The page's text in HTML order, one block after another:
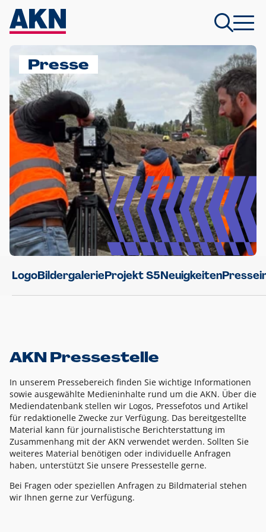
Presse
LogoBildergalerieProjekt S5Neuigkeiten
AKN Pressestelle
In unserem Pressebereich finden Sie wichtige Informationen
sowie ausgewählte Medieninhalte rund um die AKN. Über die
Mediendatenbank stellen wir Logos, Pressefotos und Artikel
für redaktionelle Zwecke zur Verfügung. Das bereitgestellte
Material kann für journalistische Berichterstattung im
Zusammenhang mit der AKN verwendet werden. Sollten Sie
weiteres Material benötigen oder individuelle Anfragen
haben, unterstützt Sie unsere Pressestelle gerne.
Bei Fragen oder speziellen Anfragen zu Bildmaterial stehen
wir Ihnen gerne zur Verfügung.